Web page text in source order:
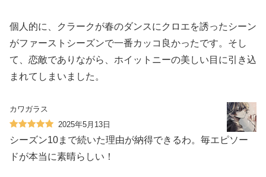
個人的に、クラークが春のダンスにクロエを誘ったシーン
がファーストシーズンで一番カッコ良かったです。そし
て、恋敵でありながら、ホイットニーの美しい目に引き込
まれてしまいました。
カワガラス
2025年5月13日
シーズン10まで続いた理由が納得できるわ。毎エピソー
ドが本当に素晴らしい！